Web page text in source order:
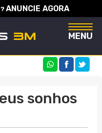
ANUNCIE AGORA
MENU
sonhos